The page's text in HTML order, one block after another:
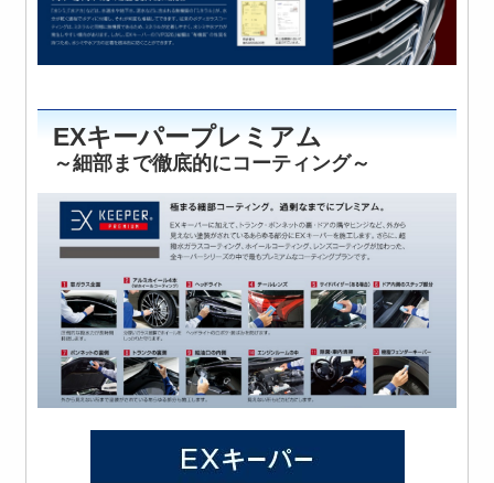
EXキーパープレミアム
～細部まで徹底的にコーティング～